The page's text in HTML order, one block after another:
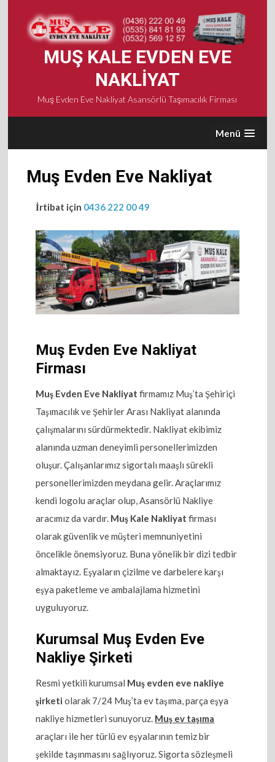
content
MUŞ KALE EVDEN EVE
NAKLIYAT
Muş Evden Eve Nakliyat Asansörlü Taşımacılık Firması
Menü
Muş Evden Eve Nakliyat
İrtibat için 0436 222 00 49
Muş Evden Eve Nakliyat
Firması
Muş Evden Eve Nakliyat firmamız Muş’ta Şehiriçi
Taşımacılık ve Şehirler Arası Nakliyat alanında
çalışmalarını sürdürmektedir. Nakliyat ekibimiz
alanında uzman deneyimli personellerimizden
oluşur. Çalışanlarımız sigortalı maaşlı sürekli
personellerimizden meydana gelir. Araçlarımız
kendi logolu araçlar olup, Asansörlü Nakliye
aracımız da vardır. Muş Kale Nakliyat firması
olarak güvenlik ve müşteri memnuniyetini
öncelikle önemsiyoruz. Buna yönelik bir dizi tedbir
almaktayız. Eşyaların çizilme ve darbelere karşı
eşya paketleme ve ambalajlama hizmetini
uyguluyoruz.
Kurumsal Muş Evden Eve
Nakliye Şirketi
Resmi yetkili kurumsal Muş evden eve nakliye
şirketi olarak 7/24 Muş’ta ev taşıma, parça eşya
nakliye hizmetleri sunuyoruz. Muş ev taşıma
araçları ile her türlü ev eşyalarının temiz bir
şekilde taşınmasını sağlıyoruz. Sigorta sözleşmeli